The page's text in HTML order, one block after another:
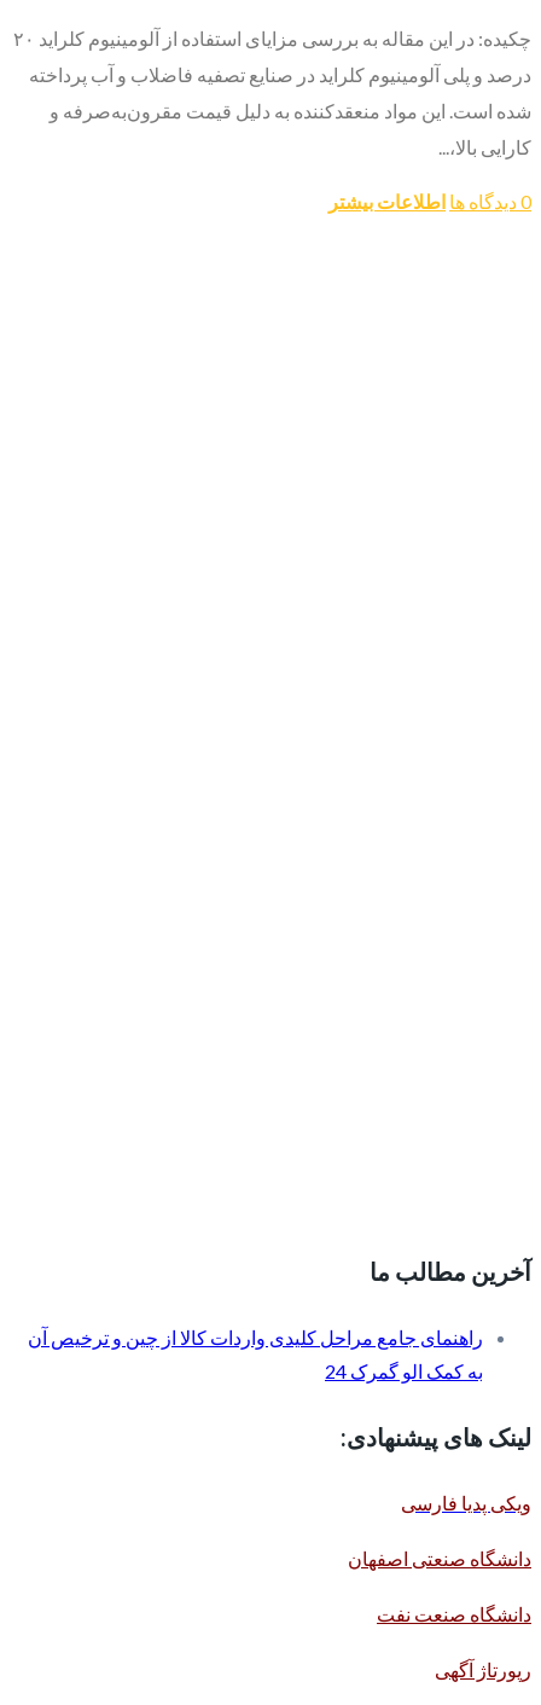
چکیده: در این مقاله به بررسی مزایای استفاده از آلومینیوم کلراید ۲۰
درصد و پلی آلومینیوم کلراید در صنایع تصفیه فاضلاب و آب پرداخته
شده است. این مواد منعقدکننده به دلیل قیمت مقرون‌به‌صرفه و
کارایی بالا،...
0 دیدگاه ها اطلاعات بیشتر
آخرین مطالب ما
راهنمای جامع مراحل کلیدی واردات کالا از چین و ترخیص آن
به کمک الو گمرک 24
لینک های پیشنهادی:
ویکی پدیا فارسی
دانشگاه صنعتی اصفهان
دانشگاه صنعت نفت
رپورتاژ آگهی